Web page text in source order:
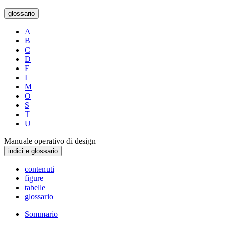
glossario
A
B
C
D
E
I
M
O
S
T
U
Manuale operativo di design
indici e glossario
contenuti
figure
tabelle
glossario
Sommario